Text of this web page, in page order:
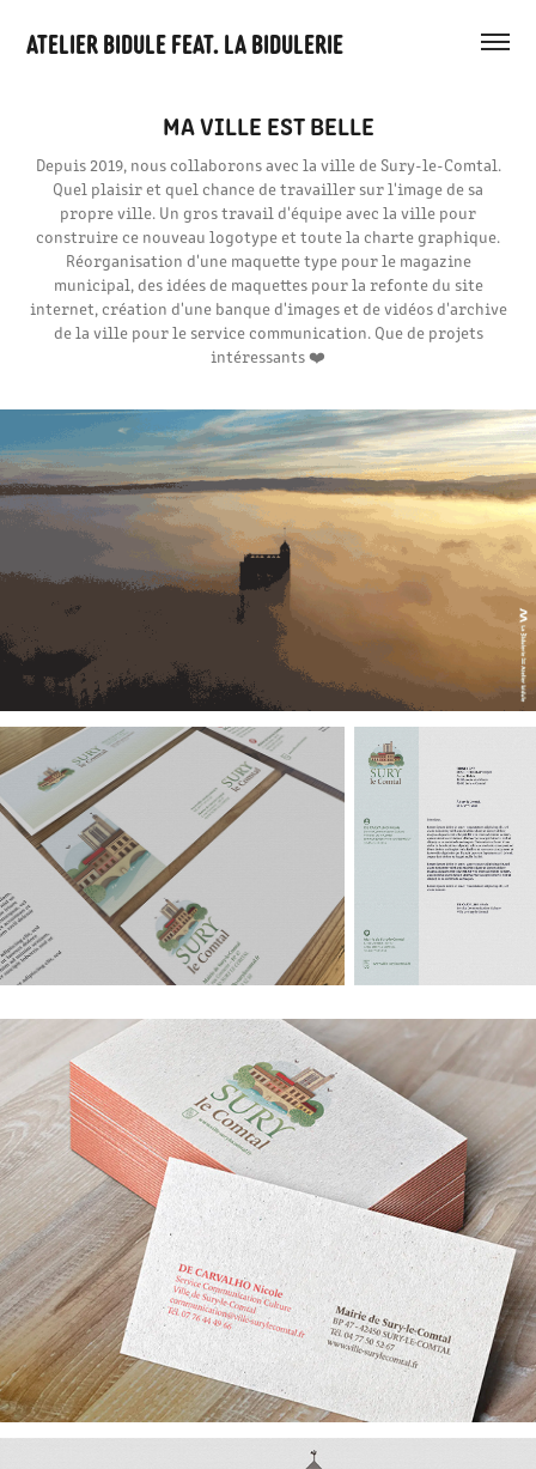
Atelier Bidule feat. La bidulerie
MA VILLE EST BELLE
Depuis 2019, nous collaborons avec la ville de Sury-le-Comtal.
Quel plaisir et quel chance de travailler sur l'image de sa
propre ville. Un gros travail d'équipe avec la ville pour
construire ce nouveau logotype et toute la charte graphique.
Réorganisation d'une maquette type pour le magazine
municipal, des idées de maquettes pour la refonte du site
internet, création d'une banque d'images et de vidéos d'archive
de la ville pour le service communication. Que de projets
intéressants ❤️